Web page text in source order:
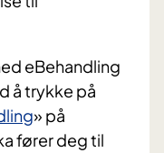
eBehandling
å trykke på
» på
fører deg til